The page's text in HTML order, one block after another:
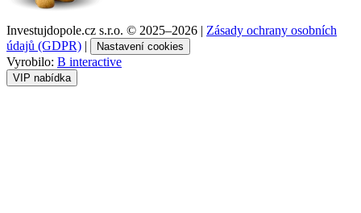
Investujdopole.cz s.r.o. © 2025–2026 | Zásady ochrany osobních
údajů (GDPR) | Nastavení cookies
Vyrobilo: B interactive
VIP nabídka